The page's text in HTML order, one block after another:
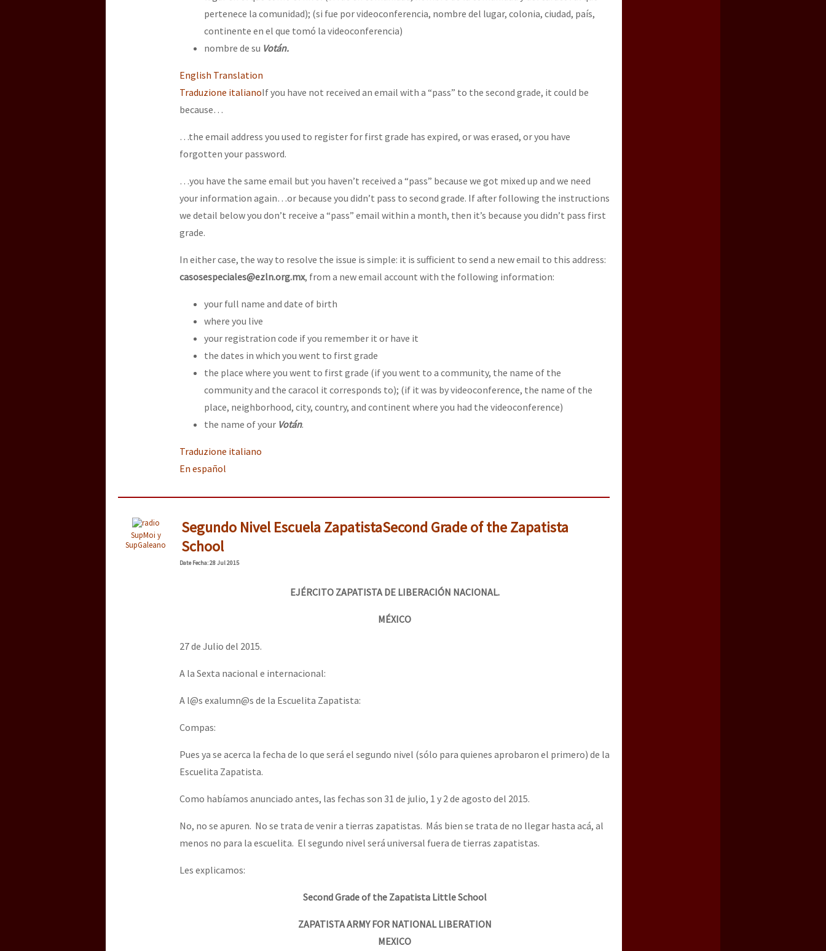
[25 abr – CDMX] Tokín por el CNI: 30 años de Resistencia y Rebeldía
pertenece la comunidad); (si fue por videoconferencia, nombre del lugar, colonia, ciudad, país,
continente en el que tomó la videoconferencia)
nombre de su Votán.
English Translation
Traduzione italianoIf you have not received an email with a “pass” to the second grade, it could be
because…
…the email address you used to register for first grade has expired, or was erased, or you have
forgotten your password.
…you have the same email but you haven’t received a “pass” because we got mixed up and we need
your information again…or because you didn’t pass to second grade. If after following the instructions
we detail below you don’t receive a “pass” email within a month, then it’s because you didn’t pass first
grade.
In either case, the way to resolve the issue is simple: it is sufficient to send a new email to this address:
casosespeciales@ezln.org.mx, from a new email account with the following information:
your full name and date of birth
where you live
your registration code if you remember it or have it
the dates in which you went to first grade
the place where you went to first grade (if you went to a community, the name of the
community and the caracol it corresponds to); (if it was by videoconference, the name of the
place, neighborhood, city, country, and continent where you had the videoconference)
the name of your Votán.
Traduzione italiano
En español
SupMoi y
SupGaleano
Segundo Nivel Escuela ZapatistaSecond Grade of the Zapatista
School
DateFecha: 28 Jul 2015
EJÉRCITO ZAPATISTA DE LIBERACIÓN NACIONAL.
MÉXICO
27 de Julio del 2015.
A la Sexta nacional e internacional:
A l@s exalumn@s de la Escuelita Zapatista:
Compas:
Pues ya se acerca la fecha de lo que será el segundo nivel (sólo para quienes aprobaron el primero) de la
Escuelita Zapatista.
Como habíamos anunciado antes, las fechas son 31 de julio, 1 y 2 de agosto del 2015.
No, no se apuren. No se trata de venir a tierras zapatistas. Más bien se trata de no llegar hasta acá, al
menos no para la escuelita. El segundo nivel será universal fuera de tierras zapatistas.
Les explicamos:
Second Grade of the Zapatista Little School
ZAPATISTA ARMY FOR NATIONAL LIBERATION
MEXICO